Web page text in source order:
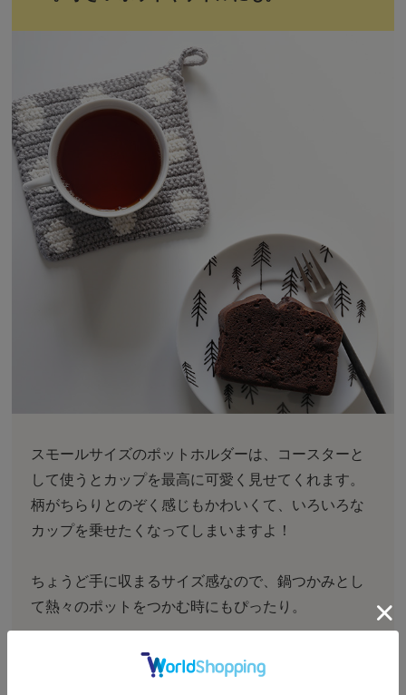
スモールサイズのポットホルダーは、コースターと
して使うとカップを最高に可愛く見せてくれます。
柄がちらりとのぞく感じもかわいくて、いろいろな
カップを乗せたくなってしまいますよ！
ちょうど手に収まるサイズ感なので、鍋つかみとし
て熱々のポットをつかむ時にもぴったり。
小さいお鍋やケトルを置くのにもちょうどよく、
DANSKのバターウォーマー
や、 OPAのケトル(0.5L)